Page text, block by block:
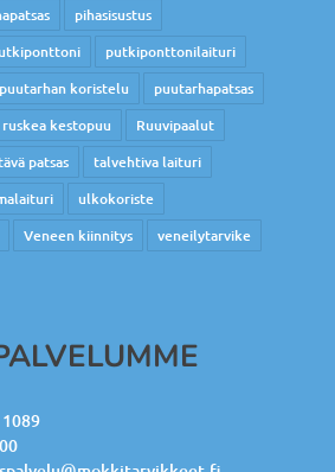
pihasisustus
putkiponttonilaituri
puutarhan koristelu
puutarhapatsas
ruskea kestopuu
Ruuvipaalut
patsas
talvehtiva laituri
ulkokoriste
Veneen kiinnitys
veneilytarvike